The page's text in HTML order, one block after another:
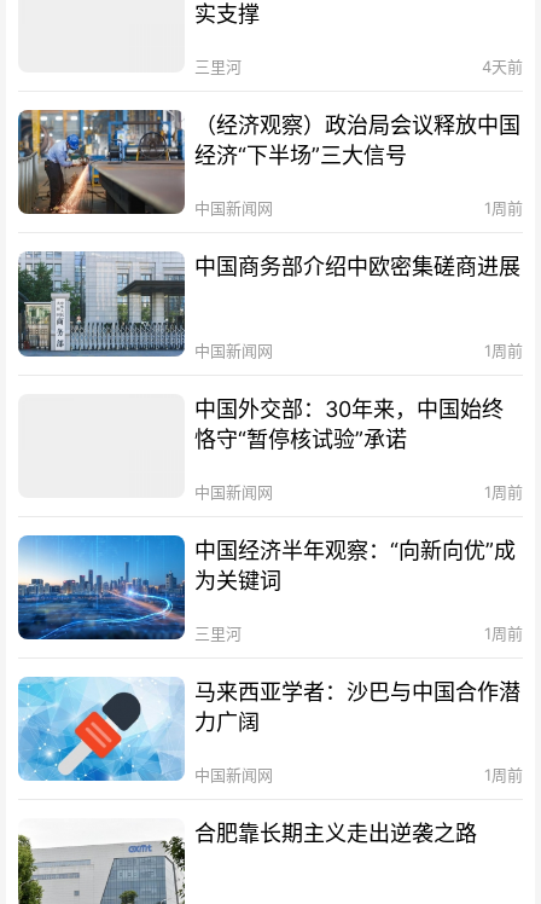
实支撑
三里河 4天前
（经济观察）政治局会议释放中国
经济“下半场”三大信号
中国新闻网 1周前
中国商务部介绍中欧密集磋商进展
中国新闻网 1周前
中国外交部：30年来，中国始终
恪守“暂停核试验”承诺
中国新闻网 1周前
中国经济半年观察：“向新向优”成
为关键词
三里河 1周前
马来西亚学者：沙巴与中国合作潜
力广阔
中国新闻网 1周前
合肥靠长期主义走出逆袭之路